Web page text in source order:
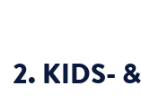
2. KIDS-